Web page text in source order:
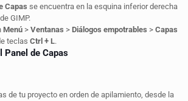
Capas se encuentra en la esquina inferior derecha
GIMP.
Menú > Ventanas > Diálogos empotrables > Capas
teclas Ctrl + L.
Panel de Capas
de tu proyecto en orden de apilamiento, desde la